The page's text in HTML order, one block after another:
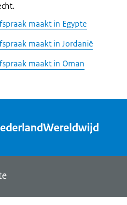
maakt in Egypte
maakt in Jordanië
maakt in Oman